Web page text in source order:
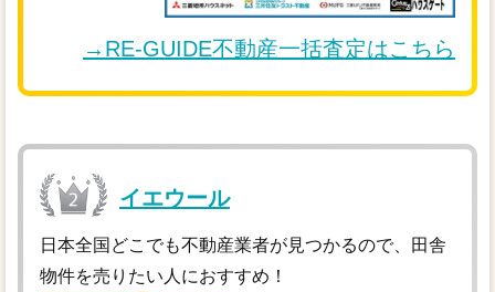
→RE-GUIDE不動産一括査定はこちら
イエウール
日本全国どこでも不動産業者が見つかるので、田舎
物件を売りたい人におすすめ！